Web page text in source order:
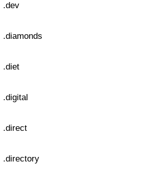
.dev
.diamonds
.diet
.digital
.direct
.directory